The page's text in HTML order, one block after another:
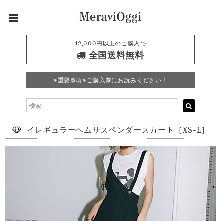
12,000円以上のご購入で
全国送料無料
※重要事項※ご購入前にお読みください！
イレギュラーヘムサスペンダースカート［XS-L］